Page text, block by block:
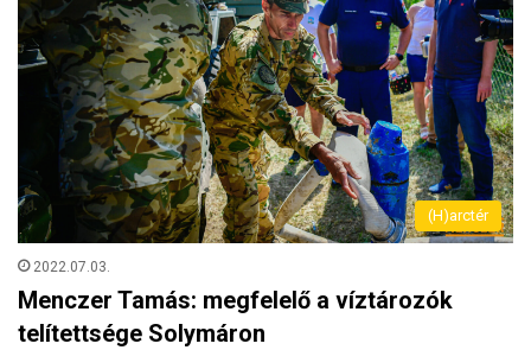
(H)arctér
2022.07.03.
Menczer Tamás: megfelelő a víztározók
telítettsége Solymáron